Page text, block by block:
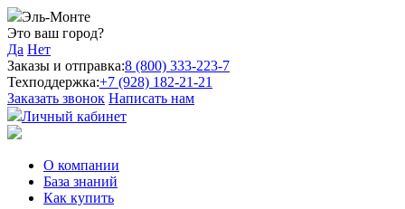
Эль-Монте
Это ваш город?
Да Нет
Заказы и отправка:8 (800) 333-223-7
Техподдержка:+7 (928) 182-21-21
Заказать звонок Написать нам
Личный кабинет
О компании
База знаний
Как купить